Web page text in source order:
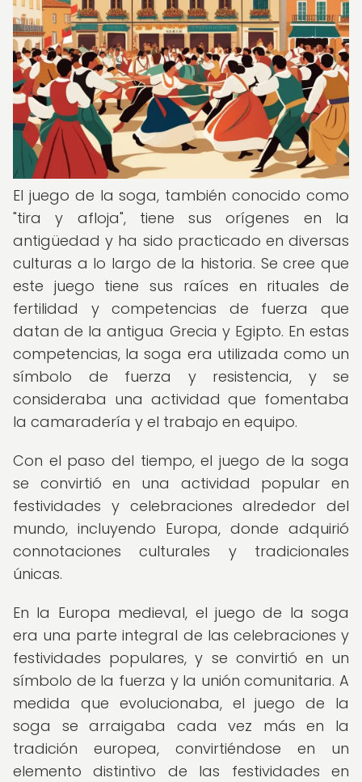
El juego de la soga, también conocido como
"tira y afloja", tiene sus orígenes en la
antigüedad y ha sido practicado en diversas
culturas a lo largo de la historia. Se cree que
este juego tiene sus raíces en rituales de
fertilidad y competencias de fuerza que
datan de la antigua Grecia y Egipto. En estas
competencias, la soga era utilizada como un
símbolo de fuerza y resistencia, y se
consideraba una actividad que fomentaba
la camaradería y el trabajo en equipo.
Con el paso del tiempo, el juego de la soga
se convirtió en una actividad popular en
festividades y celebraciones alrededor del
mundo, incluyendo Europa, donde adquirió
connotaciones culturales y tradicionales
únicas.
En la Europa medieval, el juego de la soga
era una parte integral de las celebraciones y
festividades populares, y se convirtió en un
símbolo de la fuerza y la unión comunitaria. A
medida que evolucionaba, el juego de la
soga se arraigaba cada vez más en la
tradición europea, convirtiéndose en un
elemento distintivo de las festividades en